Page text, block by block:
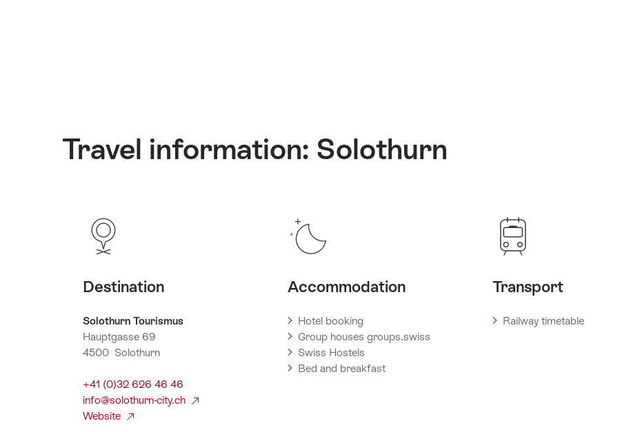
Travel information: Solothurn
Destination
Solothurn Tourismus
Hauptgasse 69
4500 Solothurn
+41 (0)32 626 46 46
info@solothurn-city.ch
Website
Accommodation
Hotel booking
Group houses groups.swiss
Swiss Hostels
Bed and breakfast
Transport
Railway timetable